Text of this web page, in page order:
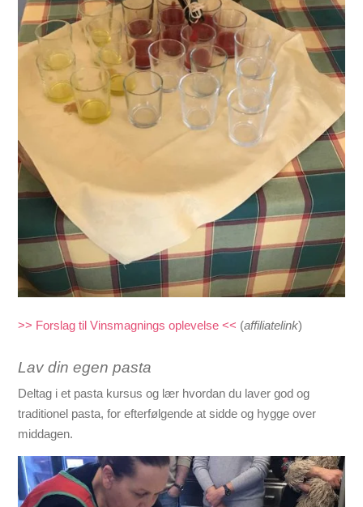
>> Forslag til Vinsmagnings oplevelse << (affiliatelink)
Lav din egen pasta
Deltag i et pasta kursus og lær hvordan du laver god og
traditionel pasta, for efterfølgende at sidde og hygge over
middagen.